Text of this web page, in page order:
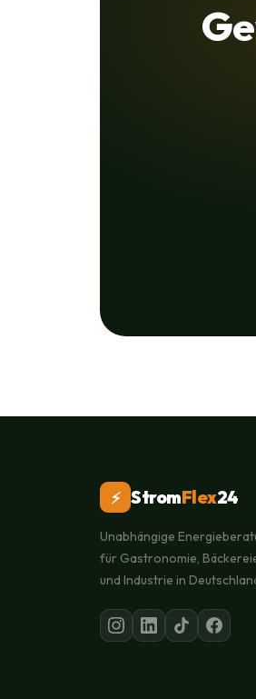
⚡ StromFlex24
Unabhängige
für Gastronomie,
und Industrie in